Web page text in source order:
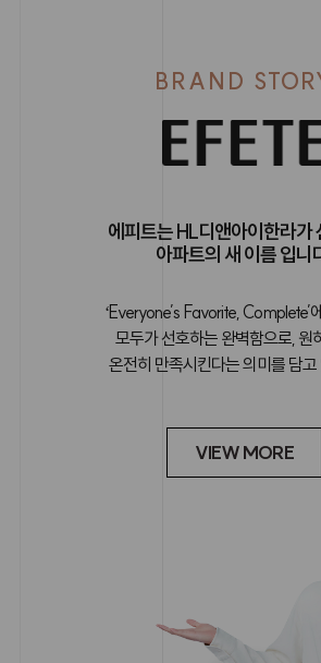
BRAND
에피트는 HL디앤아이한라가
아파트의 새 이름 입니
ʻEveryone’s Favorite, Complete’
모두가 선호하는 완벽함으로, 원
온전히 만족시킨다는 의미를 담고
VIEW MORE